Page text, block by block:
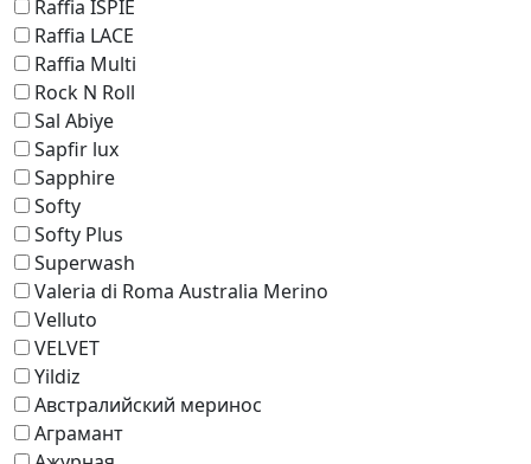
Raffia ISPIE
Raffia LACE
Raffia Multi
Rock N Roll
Sal Abiye
Sapfir lux
Sapphire
Softy
Softy Plus
Superwash
Valeria di Roma Australia Merino
Velluto
VELVET
Yildiz
Австралийский меринос
Аграмант